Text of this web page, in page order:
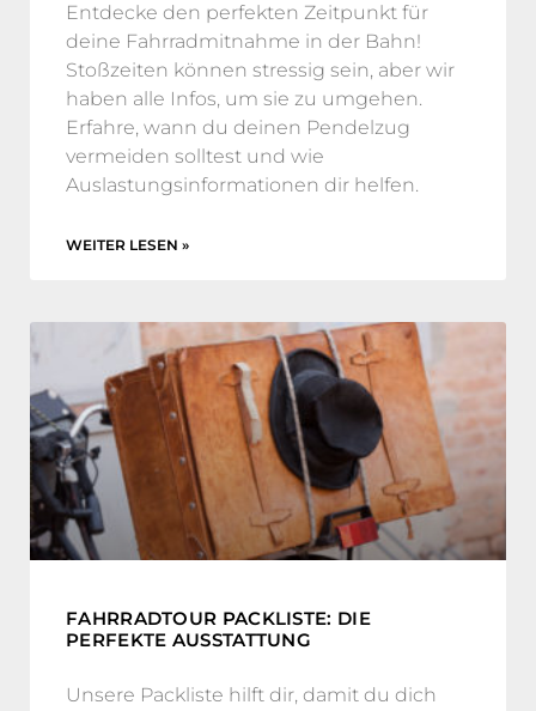
Entdecke den perfekten Zeitpunkt für
deine Fahrradmitnahme in der Bahn!
Stoßzeiten können stressig sein, aber wir
haben alle Infos, um sie zu umgehen.
Erfahre, wann du deinen Pendelzug
vermeiden solltest und wie
Auslastungsinformationen dir helfen.
WEITER LESEN »
FAHRRADTOUR PACKLISTE: DIE
PERFEKTE AUSSTATTUNG
Unsere Packliste hilft dir, damit du dich